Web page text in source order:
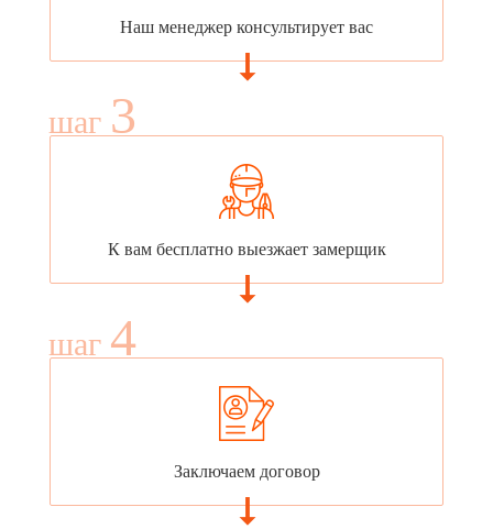
Наш менеджер консультирует вас
шаг 3
К вам бесплатно выезжает замерщик
шаг 4
Заключаем договор